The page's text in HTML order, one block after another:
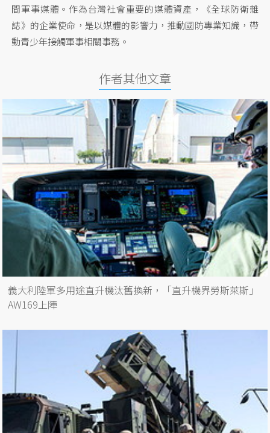
間軍事媒體。作為台灣社會重要的媒體資產，《全球防衛雜
誌》的企業使命，是以媒體的影響力，推動國防專業知識，帶
動青少年接觸軍事相關事務。
作者其他文章
義大利陸軍多用途直升機汰舊換新，「直升機界勞斯萊斯」
AW169上陣